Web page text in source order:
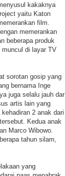
kakaknya
yaitu Katon
film.
memerankan
beberapa produk
muncul di layar TV
sorotan gosip yang
bernama Inge
juga selalu jauh dar
artis lain yang
2 anak dari
Kedua anak
Marco Wibowo.
tahun silam,
yang